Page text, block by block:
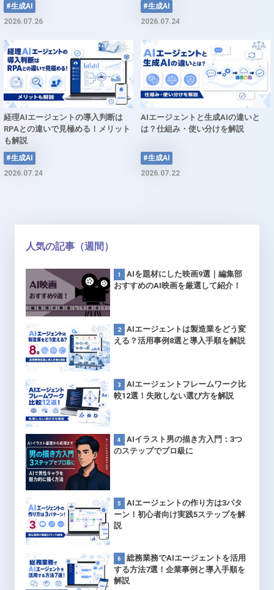
#生成AI
2026.07.26
#生成AI
2026.07.24
経理AIエージェントの導入判断は
RPAとの違いで見極める！メリット
も解説
#生成AI
2026.07.24
AIエージェントと生成AIの違いと
は？仕組み・使い分けを解説
#生成AI
2026.07.22
人気の記事（週間）
AIを題材にした映画9選｜編集部
おすすめのAI映画を厳選して紹介！
AIエージェントは製造業をどう変
える？活用事例8選と導入手順を解説
AIエージェントフレームワーク比
較12選！失敗しない選び方を解説
AIイラスト男の描き方入門：3つ
のステップでプロ級に
AIエージェントの作り方は3パタ
ーン！初心者向け実践5ステップを解
説
総務業務でAIエージェントを活用
する方法7選！企業事例と導入手順を
解説